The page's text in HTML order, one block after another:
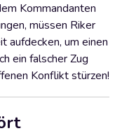
Kommandanten
müssen Riker
aufdecken, um einen
ein falscher Zug
Konflikt stürzen!